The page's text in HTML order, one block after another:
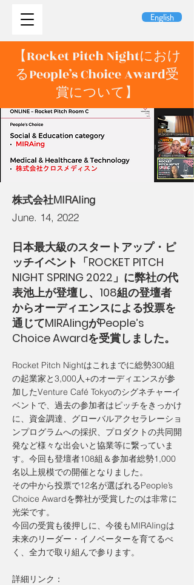
English
【Rocket Pitch Nightにおけ
るPeople’s Choice Award受
賞について】
株式会社MIRAIing
June. 14, 2022
日本最大級のスタートアップ・ピ
ッチイベント「ROCKET PITCH
NIGHT SPRING 2022」に弊社の代
表池上が登壇し、108組の登壇者
からオーディエンスによる投票を
通じてMIRAIingがPeople’s
Choice Awardを受賞しました。
Rocket Pitch Nightはこれまでに総勢300組
の起業家と3,000人+のオーディエンスが参
加したVenture Café Tokyoのシグネチャーイ
ベントで、過去の参加者はピッチをきっかけ
に、資金調達、グローバルアクセラレーショ
ンプログラムへの採択、プロダクトの共同開
発など様々な出会いと協業等に繋っていま
す。今回も登壇者108組＆参加者総勢1,000
名以上規模での開催となりました。
その中から投票で12名が選ばれるPeople’s
Choice Awardを弊社が受賞したのは非常に
光栄です。
今回の受賞も後押しに、今後もMIRAIingは
未来のリーダー・イノベーターを育てるべ
く、全力で取り組んで参ります。
詳細リンク：